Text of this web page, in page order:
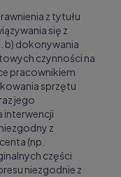
z tytułu
się z
b) dokonywania
czynności na
pracownikiem
sprzętu
jego
interwencji
z
(np.
części
niezgodnie z